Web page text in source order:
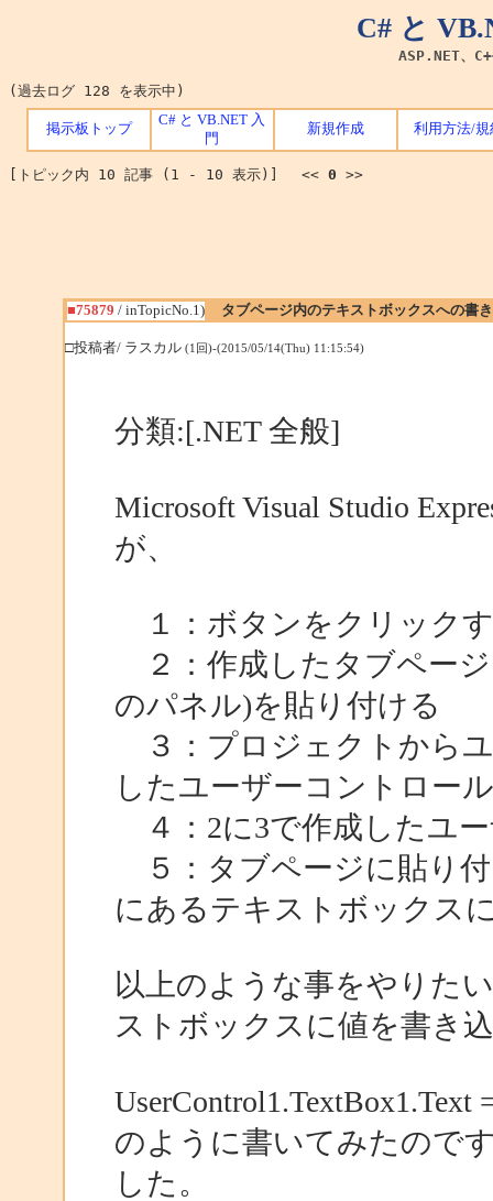
C# と
ASP.NET、
(過去ログ 128 を表示中)
掲示板トップ
C# と VB.NET 入
門
新規作成 利用方法/規
[トピック内 10 記事 (1 - 10 表示)] << 0 >>
■75879 / inTopicNo.1) タブページ内のテキストボックスへの書
□投稿者/ ラスカル (1回)-(2015/05/14(Thu) 11:15:54)
分類:[.NET 全般]
Microsoft Visual Studio
が、
１：ボタンをクリック
２：作成したタブペー
のパネル)を貼り付ける
３：プロジェクトから
したユーザーコントロー
４：2に3で作成したユ
５：タブページに貼り
にあるテキストボックス
以上のような事をやりた
ストボックスに値を書き
UserControl1.TextBox1.Text
のように書いてみたので
した。